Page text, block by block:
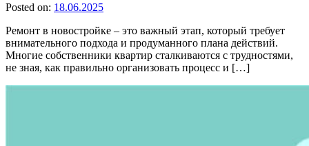
Posted on: 18.06.2025
Ремонт в новостройке – это важный этап, который требует
внимательного подхода и продуманного плана действий.
Многие собственники квартир сталкиваются с трудностями,
не зная, как правильно организовать процесс и […]